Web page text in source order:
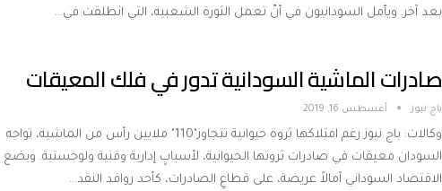
بعد آخر. ويأمل السودانيون في أنّ تعمل الثورة الشعبية، التي انطلقت في…
صادرات الماشية السودانية تدور في فلك المعيقات
باج نيوز أغسطس 16, 2019
وكالات: باج نيوز رغم امتلاكها ثروة حيوانية تتجاوز"110" ملايين رأس من الماشية، تواجه
السودان معيقات في صادرات ثروتها الحيوانية، لأسبابٍ إدارية وفنية ولوجستية. ويضع
الاقتصاد السوداني آمالاً عريضة، على قطاعِ الصادرات، كأحد روافد النقد…